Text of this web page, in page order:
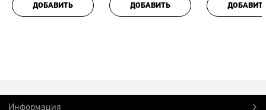
ДОБАВИТЬ ДОБАВИТЬ
Информация